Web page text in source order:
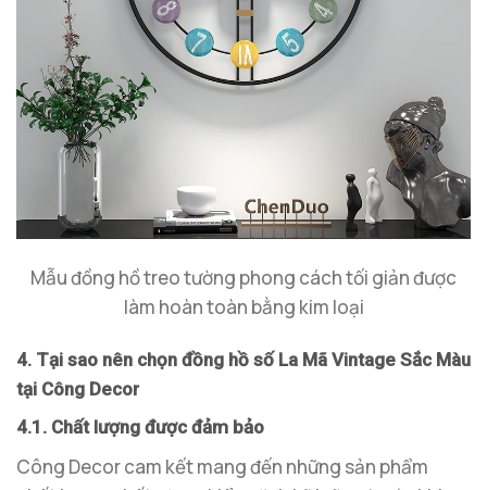
Mẫu đồng hồ treo tường phong cách tối giản được
làm hoàn toàn bằng kim loại
4. Tại sao nên chọn đồng hồ số La Mã Vintage Sắc Màu
tại Công Decor
4.1. Chất lượng được đảm bảo
Công Decor cam kết mang đến những sản phẩm